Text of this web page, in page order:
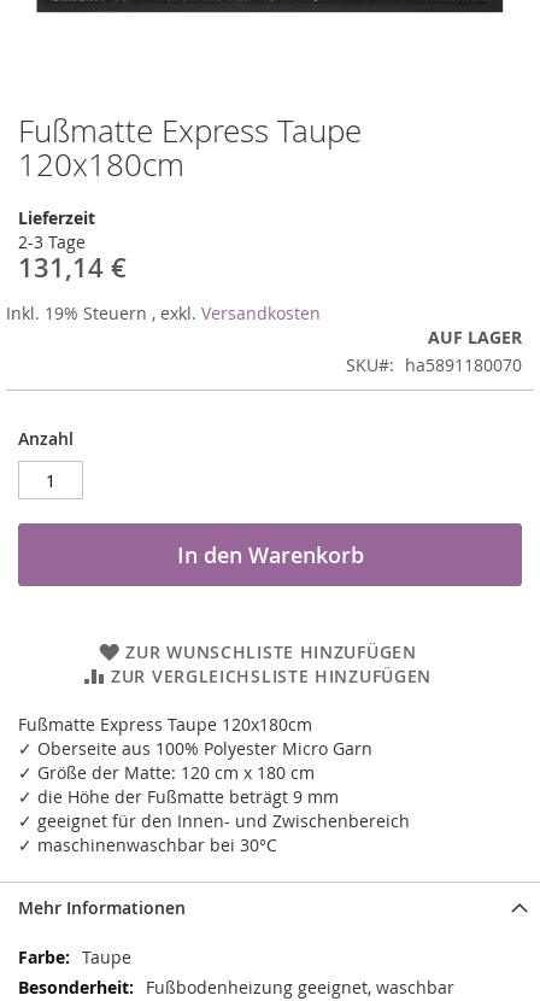
Fußmatte Express Taupe
120x180cm
Lieferzeit
2-3 Tage
131,14 €
Inkl. 19% Steuern , exkl. Versandkosten
AUF LAGER
SKU
ha5891180070
Anzahl
In den Warenkorb
ZUR WUNSCHLISTE HINZUFÜGEN
ZUR VERGLEICHSLISTE HINZUFÜGEN
Fußmatte Express Taupe 120x180cm
✓ Oberseite aus 100% Polyester Micro Garn
✓ Größe der Matte: 120 cm x 180 cm
✓ die Höhe der Fußmatte beträgt 9 mm
✓ geeignet für den Innen- und Zwischenbereich
✓ maschinenwaschbar bei 30°C
Zum
Anfang
der
springen
Mehr Informationen
Mehr
Informationen
Taupe
Fußbodenheizung geeignet, waschbar